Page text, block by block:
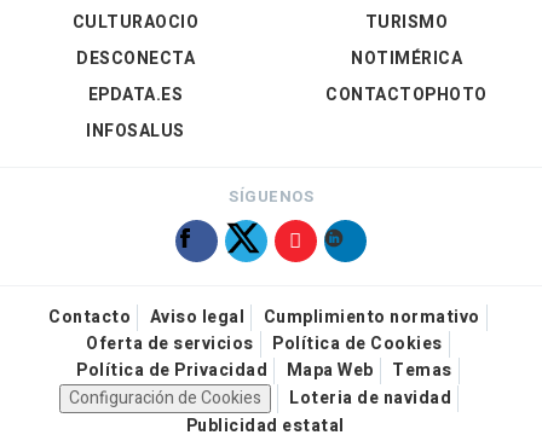
CULTURAOCIO
DESCONECTA
EPDATA.ES
INFOSALUS
TURISMO
NOTIMÉRICA
CONTACTOPHOTO
SÍGUENOS
Contacto Aviso legal
Cumplimiento normativo
Oferta de servicios
Política de Cookies
Política de Privacidad
Mapa Web
Temas
Configuración de Cookies
Loteria de navidad
Publicidad estatal